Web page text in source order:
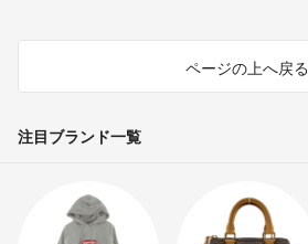
ページの上へ戻る
注目ブランド一覧